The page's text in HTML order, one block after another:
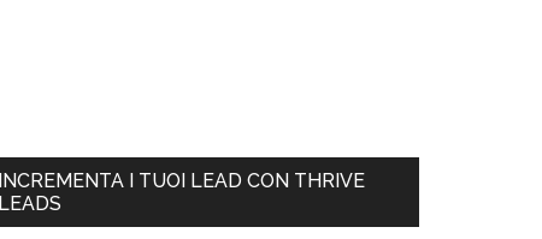
INCREMENTA I TUOI LEAD CON THRIVE
LEADS